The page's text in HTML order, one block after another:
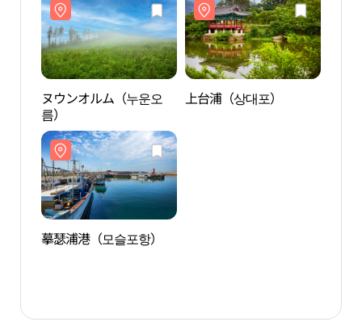
ヌウンオルム（누운오
름）
上台浦（상대포）
摹瑟浦港（모슬포항）